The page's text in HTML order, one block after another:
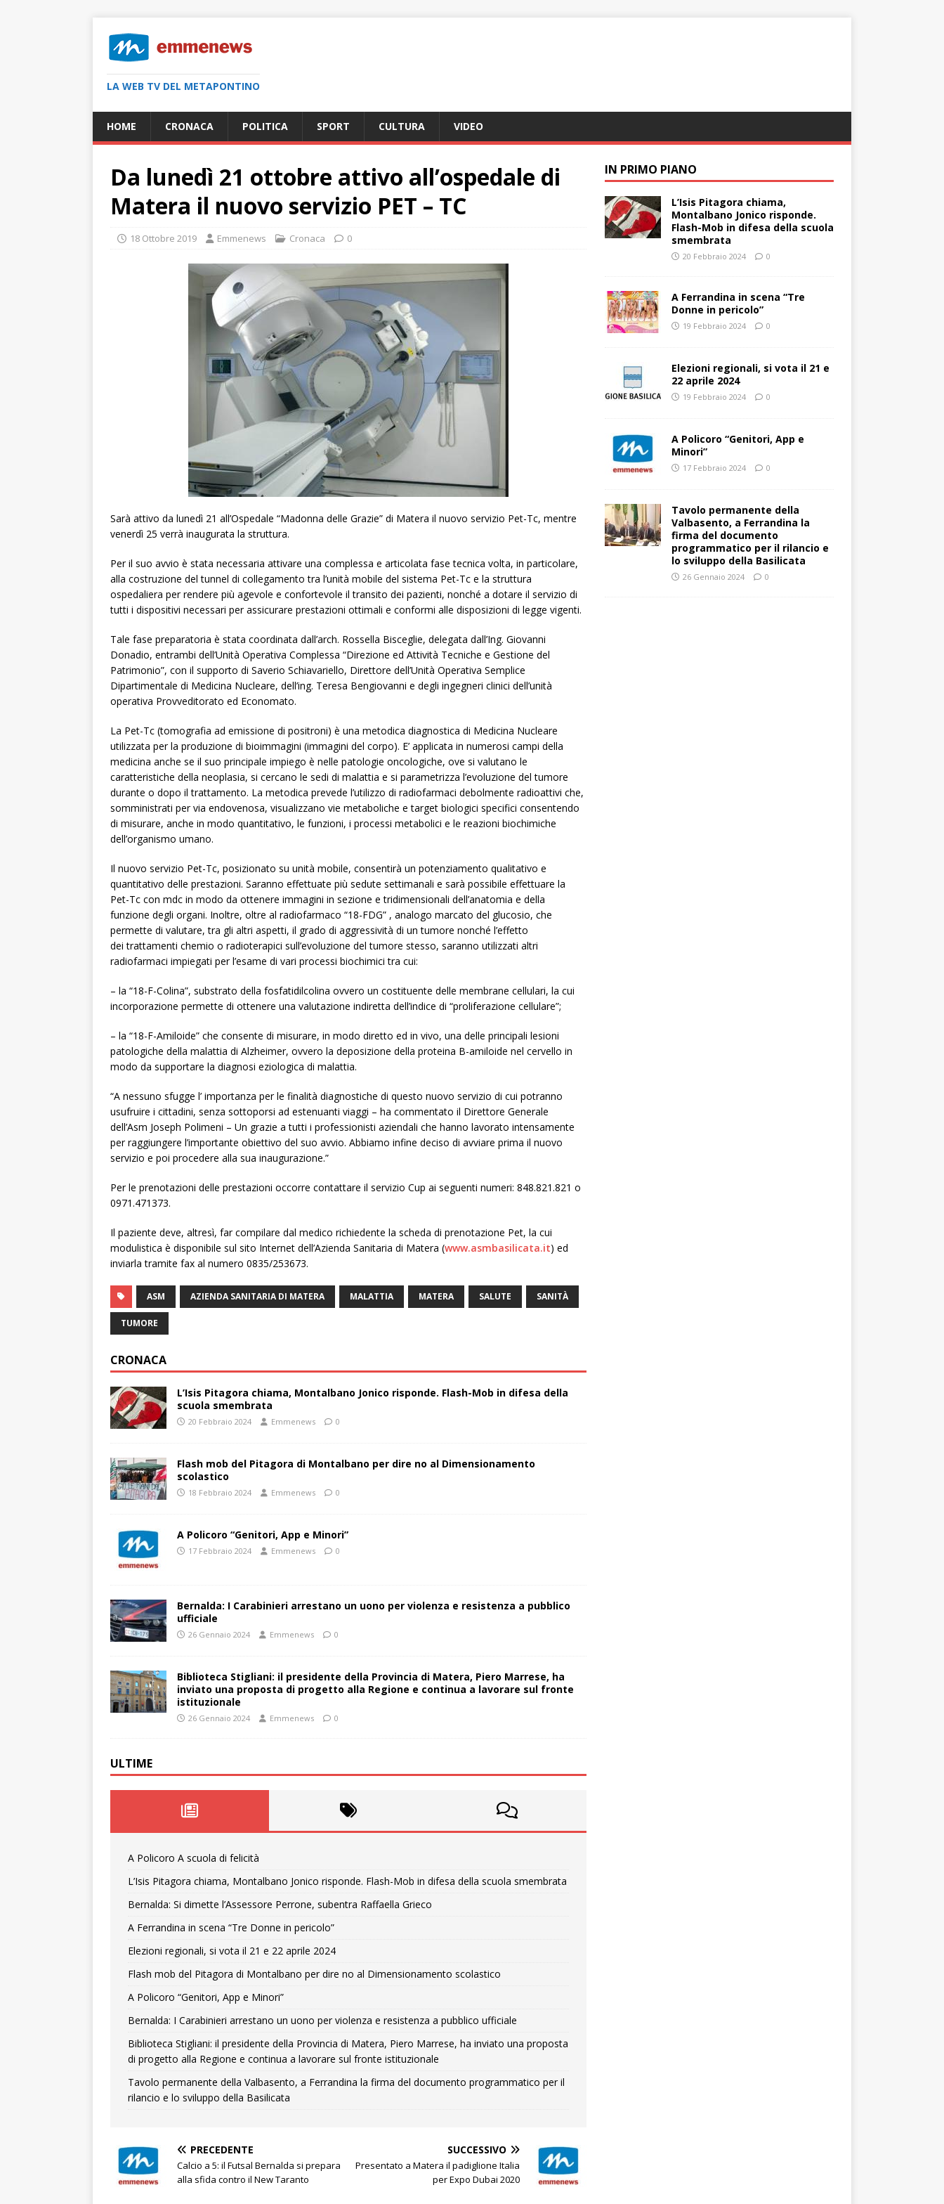
LA WEB TV DEL METAPONTINO
HOME CRONACA POLITICA SPORT CULTURA VIDEO
Da lunedì 21 ottobre attivo all’ospedale di
Matera il nuovo servizio PET – TC
18 Ottobre 2019 Emmenews Cronaca 0
Sarà attivo da lunedì 21 all’Ospedale “Madonna delle Grazie” di Matera il nuovo servizio Pet-Tc, mentre
venerdì 25 verrà inaugurata la struttura.
Per il suo avvio è stata necessaria attivare una complessa e articolata fase tecnica volta, in particolare,
alla costruzione del tunnel di collegamento tra l’unità mobile del sistema Pet-Tc e la struttura
ospedaliera per rendere più agevole e confortevole il transito dei pazienti, nonché a dotare il servizio di
tutti i dispositivi necessari per assicurare prestazioni ottimali e conformi alle disposizioni di legge vigenti.
Tale fase preparatoria è stata coordinata dall’arch. Rossella Bisceglie, delegata dall’Ing. Giovanni
Donadio, entrambi dell’Unità Operativa Complessa “Direzione ed Attività Tecniche e Gestione del
Patrimonio”, con il supporto di Saverio Schiavariello, Direttore dell’Unità Operativa Semplice
Dipartimentale di Medicina Nucleare, dell’ing. Teresa Bengiovanni e degli ingegneri clinici dell’unità
operativa Provveditorato ed Economato.
La Pet-Tc (tomografia ad emissione di positroni) è una metodica diagnostica di Medicina Nucleare
utilizzata per la produzione di bioimmagini (immagini del corpo). E’ applicata in numerosi campi della
medicina anche se il suo principale impiego è nelle patologie oncologiche, ove si valutano le
caratteristiche della neoplasia, si cercano le sedi di malattia e si parametrizza l’evoluzione del tumore
durante o dopo il trattamento. La metodica prevede l’utilizzo di radiofarmaci debolmente radioattivi che,
somministrati per via endovenosa, visualizzano vie metaboliche e target biologici specifici consentendo
di misurare, anche in modo quantitativo, le funzioni, i processi metabolici e le reazioni biochimiche
dell’organismo umano.
Il nuovo servizio Pet-Tc, posizionato su unità mobile, consentirà un potenziamento qualitativo e
quantitativo delle prestazioni. Saranno effettuate più sedute settimanali e sarà possibile effettuare la
Pet-Tc con mdc in modo da ottenere immagini in sezione e tridimensionali dell’anatomia e della
funzione degli organi. Inoltre, oltre al radiofarmaco “18-FDG” , analogo marcato del glucosio, che
permette di valutare, tra gli altri aspetti, il grado di aggressività di un tumore nonché l’effetto
dei trattamenti chemio o radioterapici sull’evoluzione del tumore stesso, saranno utilizzati altri
radiofarmaci impiegati per l’esame di vari processi biochimici tra cui:
– la “18-F-Colina”, substrato della fosfatidilcolina ovvero un costituente delle membrane cellulari, la cui
incorporazione permette di ottenere una valutazione indiretta dell’indice di “proliferazione cellulare”;
– la “18-F-Amiloide” che consente di misurare, in modo diretto ed in vivo, una delle principali lesioni
patologiche della malattia di Alzheimer, ovvero la deposizione della proteina B-amiloide nel cervello in
modo da supportare la diagnosi eziologica di malattia.
“A nessuno sfugge l’ importanza per le finalità diagnostiche di questo nuovo servizio di cui potranno
usufruire i cittadini, senza sottoporsi ad estenuanti viaggi – ha commentato il Direttore Generale
dell’Asm Joseph Polimeni – Un grazie a tutti i professionisti aziendali che hanno lavorato intensamente
per raggiungere l’importante obiettivo del suo avvio. Abbiamo infine deciso di avviare prima il nuovo
servizio e poi procedere alla sua inaugurazione.”
Per le prenotazioni delle prestazioni occorre contattare il servizio Cup ai seguenti numeri: 848.821.821 o
0971.471373.
Il paziente deve, altresì, far compilare dal medico richiedente la scheda di prenotazione Pet, la cui
modulistica è disponibile sul sito Internet dell’Azienda Sanitaria di Matera (www.asmbasilicata.it) ed
inviarla tramite fax al numero 0835/253673.
ASM AZIENDA SANITARIA DI MATERA MALATTIA MATERA SALUTE SANITÀ
TUMORE
CRONACA
L’Isis Pitagora chiama, Montalbano Jonico risponde. Flash-Mob in difesa della
scuola smembrata
20 Febbraio 2024 Emmenews 0
Flash mob del Pitagora di Montalbano per dire no al Dimensionamento
scolastico
18 Febbraio 2024 Emmenews 0
A Policoro “Genitori, App e Minori”
17 Febbraio 2024 Emmenews 0
Bernalda: I Carabinieri arrestano un uono per violenza e resistenza a pubblico
ufficiale
26 Gennaio 2024 Emmenews 0
Biblioteca Stigliani: il presidente della Provincia di Matera, Piero Marrese, ha
inviato una proposta di progetto alla Regione e continua a lavorare sul fronte
istituzionale
26 Gennaio 2024 Emmenews 0
ULTIME
A Policoro A scuola di felicità
L’Isis Pitagora chiama, Montalbano Jonico risponde. Flash-Mob in difesa della scuola smembrata
Bernalda: Si dimette l’Assessore Perrone, subentra Raffaella Grieco
A Ferrandina in scena “Tre Donne in pericolo”
Elezioni regionali, si vota il 21 e 22 aprile 2024
Flash mob del Pitagora di Montalbano per dire no al Dimensionamento scolastico
A Policoro “Genitori, App e Minori”
Bernalda: I Carabinieri arrestano un uono per violenza e resistenza a pubblico ufficiale
Biblioteca Stigliani: il presidente della Provincia di Matera, Piero Marrese, ha inviato una proposta
di progetto alla Regione e continua a lavorare sul fronte istituzionale
Tavolo permanente della Valbasento, a Ferrandina la firma del documento programmatico per il
rilancio e lo sviluppo della Basilicata
PRECEDENTE
Calcio a 5: il Futsal Bernalda si prepara
alla sfida contro il New Taranto
SUCCESSIVO
Presentato a Matera il padiglione Italia
per Expo Dubai 2020
IN PRIMO PIANO
L’Isis Pitagora chiama,
Montalbano Jonico risponde.
Flash-Mob in difesa della scuola
smembrata
20 Febbraio 2024 0
A Ferrandina in scena “Tre
Donne in pericolo”
19 Febbraio 2024 0
Elezioni regionali, si vota il 21 e
22 aprile 2024
19 Febbraio 2024 0
A Policoro “Genitori, App e
Minori”
17 Febbraio 2024 0
Tavolo permanente della
Valbasento, a Ferrandina la
firma del documento
programmatico per il rilancio e
lo sviluppo della Basilicata
26 Gennaio 2024 0